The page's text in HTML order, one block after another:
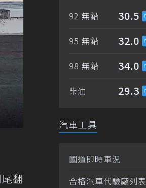
翻
92 無鉛 30.5
95 無鉛 32.0
98 無鉛 34.0
柴油 29.3
汽車工具
國道即時車況
合格汽車代驗廠列表